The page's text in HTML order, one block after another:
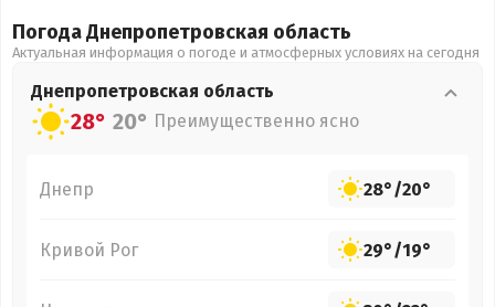
Погода Днепропетровская область
Актуальная информация о погоде и атмосферных условиях на сегодня
Днепропетровская область
28° 20° Преимущественно ясно
Днепр 28°/20°
Кривой Рог 29°/19°